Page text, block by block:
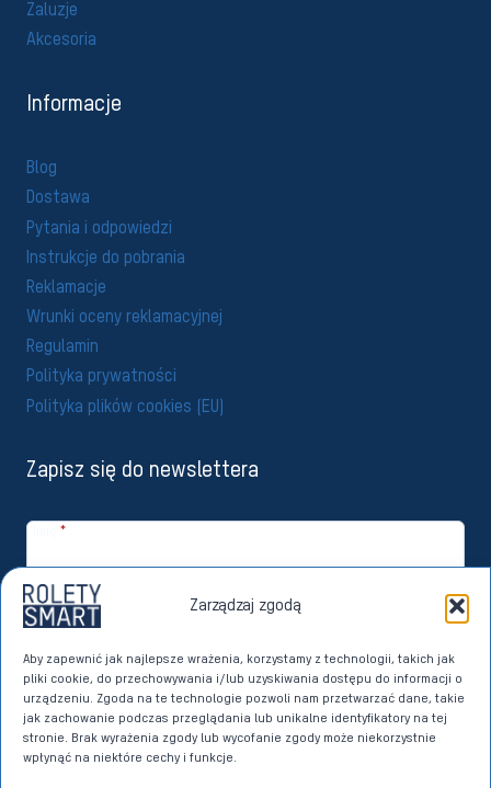
Zarządzaj zgodą
Aby zapewnić jak najlepsze wrażenia, korzystamy z technologii, takich jak
pliki cookie, do przechowywania i/lub uzyskiwania dostępu do informacji o
urządzeniu. Zgoda na te technologie pozwoli nam przetwarzać dane, takie
jak zachowanie podczas przeglądania lub unikalne identyfikatory na tej
stronie. Brak wyrażenia zgody lub wycofanie zgody może niekorzystnie
wpłynąć na niektóre cechy i funkcje.
Żaluzje
Akcesoria
Informacje
Blog
Dostawa
Pytania i odpowiedzi
Instrukcje do pobrania
Reklamacje
Wrunki oceny reklamacyjnej
Regulamin
Polityka prywatności
Polityka plików cookies (EU)
Zapisz się do newslettera
*
Email*
Zapisuję się
Wyrażam zgodę na przetwarzanie moich danych osobowych przez
Imperoll sp. z o.o. z siedzibą w Sierakowicach w celach marketingu
bezpośredniego dotyczącego własnych produktów i usług. Dane w
tym celu przetwarzane będą na podstawie art. 6 ust. 1 lit. a)